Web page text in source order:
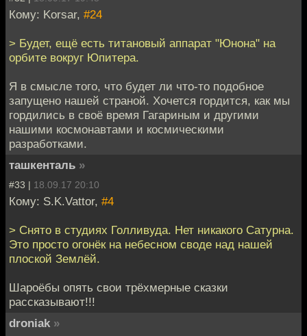
Кому: Korsar, #24
> Будет, ещё есть титановый аппарат "Юнона" на
орбите вокруг Юпитера.
Я в смысле того, что будет ли что-то подобное
запущено нашей страной. Хочется гордится, как мы
гордились в своё время Гагариным и другими
нашими космонавтами и космическими
разработками.
ташкенталь »
#33 | 18.09.17 20:10
Кому: S.K.Vattor, #4
> Снято в студиях Голливуда. Нет никакого Сатурна.
Это просто огонёк на небесном своде над нашей
плоской Землёй.
Шароёбы опять свои трёхмерные сказки
рассказывают!!!
droniak »